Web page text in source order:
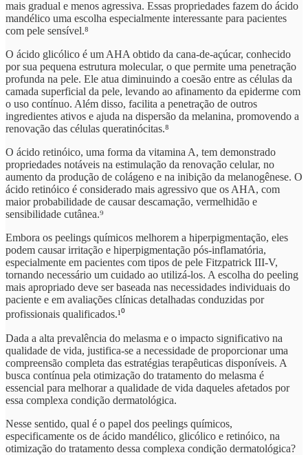
mais gradual e menos agressiva. Essas propriedades fazem do ácido
mandélico uma escolha especialmente interessante para pacientes
com pele sensível.⁸
O ácido glicólico é um AHA obtido da cana-de-açúcar, conhecido
por sua pequena estrutura molecular, o que permite uma penetração
profunda na pele. Ele atua diminuindo a coesão entre as células da
camada superficial da pele, levando ao afinamento da epiderme com
o uso contínuo. Além disso, facilita a penetração de outros
ingredientes ativos e ajuda na dispersão da melanina, promovendo a
renovação das células queratinócitas.⁸
O ácido retinóico, uma forma da vitamina A, tem demonstrado
propriedades notáveis na estimulação da renovação celular, no
aumento da produção de colágeno e na inibição da melanogênese. O
ácido retinóico é considerado mais agressivo que os AHA, com
maior probabilidade de causar descamação, vermelhidão e
sensibilidade cutânea.⁹
Embora os peelings químicos melhorem a hiperpigmentação, eles
podem causar irritação e hiperpigmentação pós-inflamatória,
especialmente em pacientes com tipos de pele Fitzpatrick III-V,
tornando necessário um cuidado ao utilizá-los. A escolha do peeling
mais apropriado deve ser baseada nas necessidades individuais do
paciente e em avaliações clínicas detalhadas conduzidas por
profissionais qualificados.¹⁰
Dada a alta prevalência do melasma e o impacto significativo na
qualidade de vida, justifica-se a necessidade de proporcionar uma
compreensão completa das estratégias terapêuticas disponíveis. A
busca contínua pela otimização do tratamento do melasma é
essencial para melhorar a qualidade de vida daqueles afetados por
essa complexa condição dermatológica.
Nesse sentido, qual é o papel dos peelings químicos,
especificamente os de ácido mandélico, glicólico e retinóico, na
otimização do tratamento dessa complexa condição dermatológica?